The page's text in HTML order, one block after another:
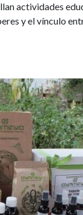
actividades
y el vínculo